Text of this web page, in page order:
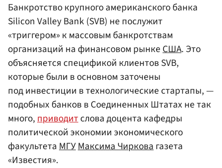
Банкротство крупного американского банка
Silicon Valley Bank (SVB) не послужит
«триггером» к массовым банкротствам
организаций на финансовом рынкеСША. Это
объясняется спецификой клиентов SVB,
которые были в основном заточены
под инвестиции в технологические стартапы, —
подобных банков в Соединенных Штатах не так
много,приводитслова доцента кафедры
политической экономии экономического
факультетаМГУМаксима Чирковагазета
«Известия».